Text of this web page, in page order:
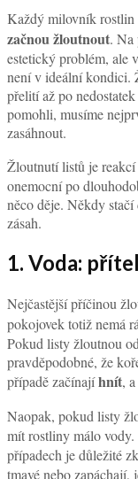
Každý milovník rostlin
začnou žloutnout. Na
estetický problém, ale
není v ideální kondici.
přelití až po
pomohli, musíme
zasáhnout.
Žloutnutí listů je
onemocní po
něco děje. Někdy
zásah.
1. Voda:
Nejčastější příčinou
pokojovek totiž nemá
Pokud listy žloutnou
pravděpodobné, že
případě začínajíhnít,
Naopak, pokud listy
mít rostliny málo
případech je důležité
tmavé nebo zapáchají,